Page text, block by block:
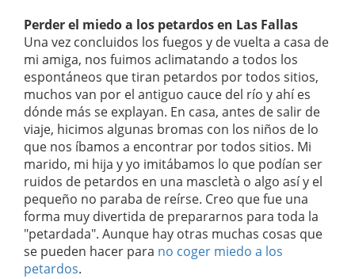
Perder el miedo a los petardos en Las Fallas
Una vez concluidos los fuegos y de vuelta a casa de
mi amiga, nos fuimos aclimatando a todos los
espontáneos que tiran petardos por todos sitios,
muchos van por el antiguo cauce del río y ahí es
dónde más se explayan. En casa, antes de salir de
viaje, hicimos algunas bromas con los niños de lo
que nos íbamos a encontrar por todos sitios. Mi
marido, mi hija y yo imitábamos lo que podían ser
ruidos de petardos en una mascletà o algo así y el
pequeño no paraba de reírse. Creo que fue una
forma muy divertida de prepararnos para toda la
"petardada". Aunque hay otras muchas cosas que
se pueden hacer para no coger miedo a los
petardos.